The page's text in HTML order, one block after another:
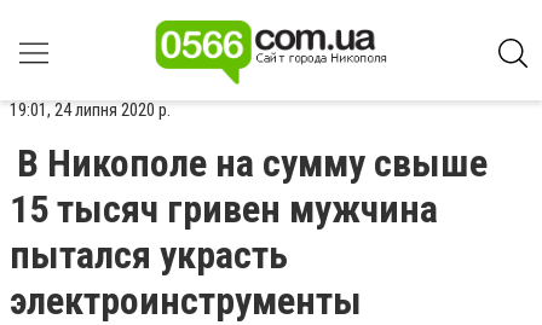
19:01, 24 липня 2020 р.
В Никополе на сумму свыше
15 тысяч гривен мужчина
пытался украсть
электроинструменты